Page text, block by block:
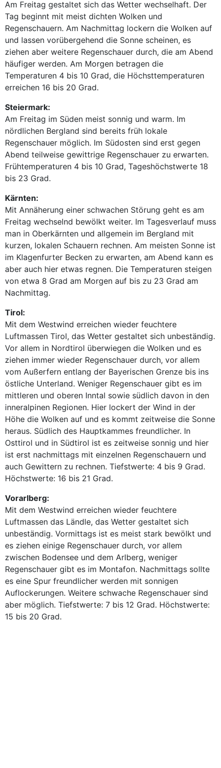
Am Freitag gestaltet sich das Wetter wechselhaft. Der
Tag beginnt mit meist dichten Wolken und
Regenschauern. Am Nachmittag lockern die Wolken auf
und lassen vorübergehend die Sonne scheinen, es
ziehen aber weitere Regenschauer durch, die am Abend
häufiger werden. Am Morgen betragen die
Temperaturen 4 bis 10 Grad, die Höchsttemperaturen
erreichen 16 bis 20 Grad.
Steiermark:
Am Freitag im Süden meist sonnig und warm. Im
nördlichen Bergland sind bereits früh lokale
Regenschauer möglich. Im Südosten sind erst gegen
Abend teilweise gewittrige Regenschauer zu erwarten.
Frühtemperaturen 4 bis 10 Grad, Tageshöchstwerte 18
bis 23 Grad.
Kärnten:
Mit Annäherung einer schwachen Störung geht es am
Freitag wechselnd bewölkt weiter. Im Tagesverlauf muss
man in Oberkärnten und allgemein im Bergland mit
kurzen, lokalen Schauern rechnen. Am meisten Sonne ist
im Klagenfurter Becken zu erwarten, am Abend kann es
aber auch hier etwas regnen. Die Temperaturen steigen
von etwa 8 Grad am Morgen auf bis zu 23 Grad am
Nachmittag.
Tirol:
Mit dem Westwind erreichen wieder feuchtere
Luftmassen Tirol, das Wetter gestaltet sich unbeständig.
Vor allem in Nordtirol überwiegen die Wolken und es
ziehen immer wieder Regenschauer durch, vor allem
vom Außerfern entlang der Bayerischen Grenze bis ins
östliche Unterland. Weniger Regenschauer gibt es im
mittleren und oberen Inntal sowie südlich davon in den
inneralpinen Regionen. Hier lockert der Wind in der
Höhe die Wolken auf und es kommt zeitweise die Sonne
heraus. Südlich des Hauptkammes freundlicher. In
Osttirol und in Südtirol ist es zeitweise sonnig und hier
ist erst nachmittags mit einzelnen Regenschauern und
auch Gewittern zu rechnen. Tiefstwerte: 4 bis 9 Grad.
Höchstwerte: 16 bis 21 Grad.
Vorarlberg:
Mit dem Westwind erreichen wieder feuchtere
Luftmassen das Ländle, das Wetter gestaltet sich
unbeständig. Vormittags ist es meist stark bewölkt und
es ziehen einige Regenschauer durch, vor allem
zwischen Bodensee und dem Arlberg, weniger
Regenschauer gibt es im Montafon. Nachmittags sollte
es eine Spur freundlicher werden mit sonnigen
Auflockerungen. Weitere schwache Regenschauer sind
aber möglich. Tiefstwerte: 7 bis 12 Grad. Höchstwerte:
15 bis 20 Grad.